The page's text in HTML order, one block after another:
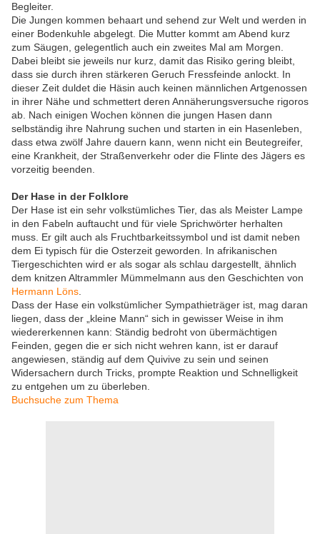
Begleiter.
Die Jungen kommen behaart und sehend zur Welt und werden in
einer Bodenkuhle abgelegt. Die Mutter kommt am Abend kurz
zum Säugen, gelegentlich auch ein zweites Mal am Morgen.
Dabei bleibt sie jeweils nur kurz, damit das Risiko gering bleibt,
dass sie durch ihren stärkeren Geruch Fressfeinde anlockt. In
dieser Zeit duldet die Häsin auch keinen männlichen Artgenossen
in ihrer Nähe und schmettert deren Annäherungsversuche rigoros
ab. Nach einigen Wochen können die jungen Hasen dann
selbständig ihre Nahrung suchen und starten in ein Hasenleben,
dass etwa zwölf Jahre dauern kann, wenn nicht ein Beutegreifer,
eine Krankheit, der Straßenverkehr oder die Flinte des Jägers es
vorzeitig beenden.
Der Hase in der Folklore
Der Hase ist ein sehr volkstümliches Tier, das als Meister Lampe
in den Fabeln auftaucht und für viele Sprichwörter herhalten
muss. Er gilt auch als Fruchtbarkeitssymbol und ist damit neben
dem Ei typisch für die Osterzeit geworden. In afrikanischen
Tiergeschichten wird er als sogar als schlau dargestellt, ähnlich
dem knitzen Altrammler Mümmelmann aus den Geschichten von
Hermann Löns
Dass der Hase ein volkstümlicher Sympathieträger ist, mag daran
liegen, dass der „kleine Mann“ sich in gewisser Weise in ihm
wiedererkennen kann: Ständig bedroht von übermächtigen
Feinden, gegen die er sich nicht wehren kann, ist er darauf
angewiesen, ständig auf dem Quivive zu sein und seinen
Widersachern durch Tricks, prompte Reaktion und Schnelligkeit
zu entgehen um zu überleben.
Buchsuche zum Thema